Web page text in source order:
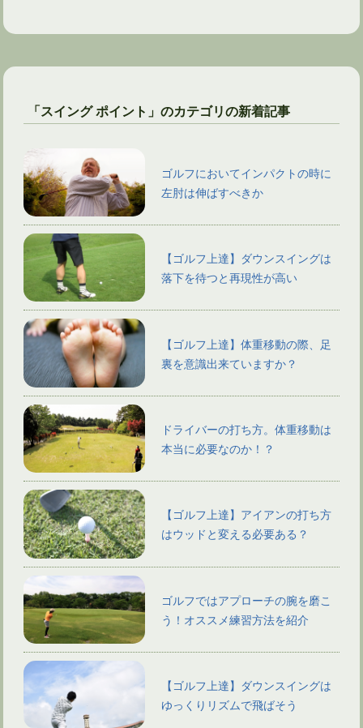
「スイング ポイント」のカテゴリの新着記事
ゴルフにおいてインパクトの時に
左肘は伸ばすべきか
【ゴルフ上達】ダウンスイングは
落下を待つと再現性が高い
【ゴルフ上達】体重移動の際、足
裏を意識出来ていますか？
ドライバーの打ち方。体重移動は
本当に必要なのか！？
【ゴルフ上達】アイアンの打ち方
はウッドと変える必要ある？
ゴルフではアプローチの腕を磨こ
う！オススメ練習方法を紹介
【ゴルフ上達】ダウンスイングは
ゆっくりリズムで飛ばそう